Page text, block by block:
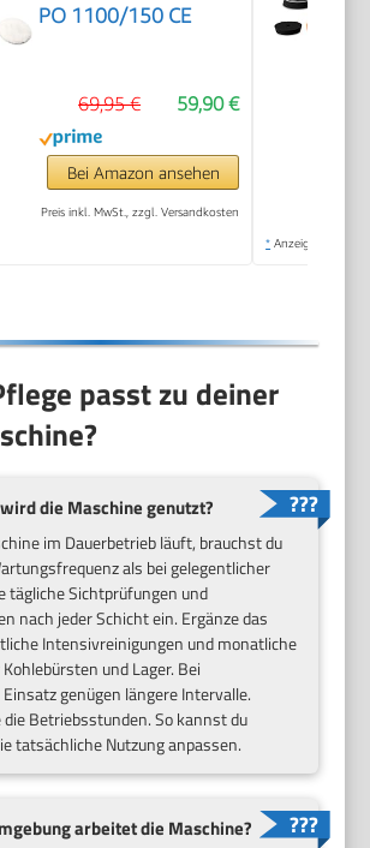
PO 1100/150 CE
59,90 €
69,95 €
Bei Amazon ansehen
Preis inkl. MwSt., zzgl. Versandkosten
* Anzeige
passt zu deiner
die Maschine genutzt?
im Dauerbetrieb läuft, brauchst du
als bei gelegentlicher
tägliche Sichtprüfungen und
nach jeder Schicht ein. Ergänze das
Intensivreinigungen und monatliche
und Lager. Bei
genügen längere Intervalle.
Betriebsstunden. So kannst du
tatsächliche Nutzung anpassen.
arbeitet die Maschine?